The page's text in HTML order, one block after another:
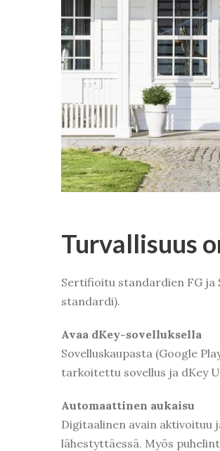
Turvallisuus
Sertifioitu standardien FG ja
standardi).
Avaa dKey-sovelluksella
Sovelluskaupasta (Google
tarkoitettu sovellus ja dKey
Automaattinen aukaisu
Digitaalinen avain aktivoituu
lähestyttäessä. Myös